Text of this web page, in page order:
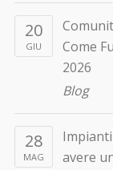
20
GIU
Come
2026
Blog
28
MAG
avere